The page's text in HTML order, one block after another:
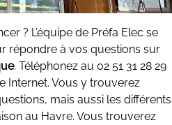
? L’équipe de Préfa Elec se
répondre à vos questions sur
. Téléphonez au 02 51 31 28 29
Internet. Vous y trouverez
mais aussi les différents
au Havre. Vous trouverez